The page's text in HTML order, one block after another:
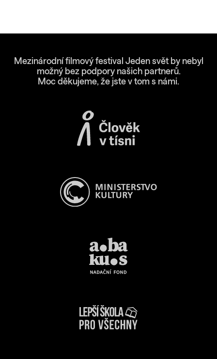
Mezinárodní filmový festival Jeden svět by nebyl
možný bez podpory našich partnerů.
Moc děkujeme, že jste v tom s námi.